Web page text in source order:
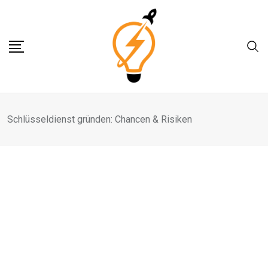
content
Schlüsseldienst gründen: Chancen & Risiken